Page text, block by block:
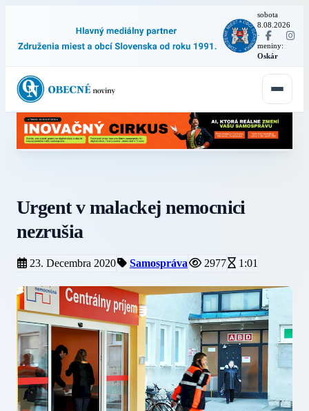
sobota
8.08.2026
·
meniny:
Oskár
Urgent v malackej nemocnici
nezrušia
23. Decembra 2020 Samospráva 2977 1:01